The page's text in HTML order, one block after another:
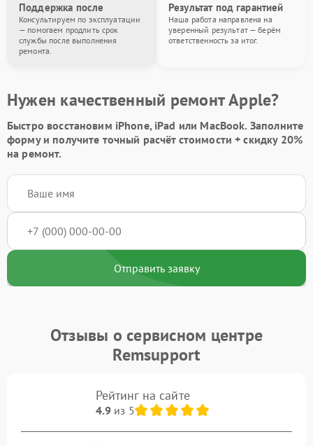
Поддержка после
Консультируем по эксплуатации
— помогаем продлить срок
службы после выполнения
ремонта.
Результат под гарантией
Наша работа направлена на
уверенный результат — берём
ответственность за итог.
Нужен качественный ремонт Apple?
Быстро восстановим iPhone, iPad или MacBook. Заполните
формуи получите точный расчёт стоимости +скидку 20%
на ремонт.
Отправить заявку
Отзывы о сервисном центре
Remsupport
Рейтинг на сайте
4.9из 5